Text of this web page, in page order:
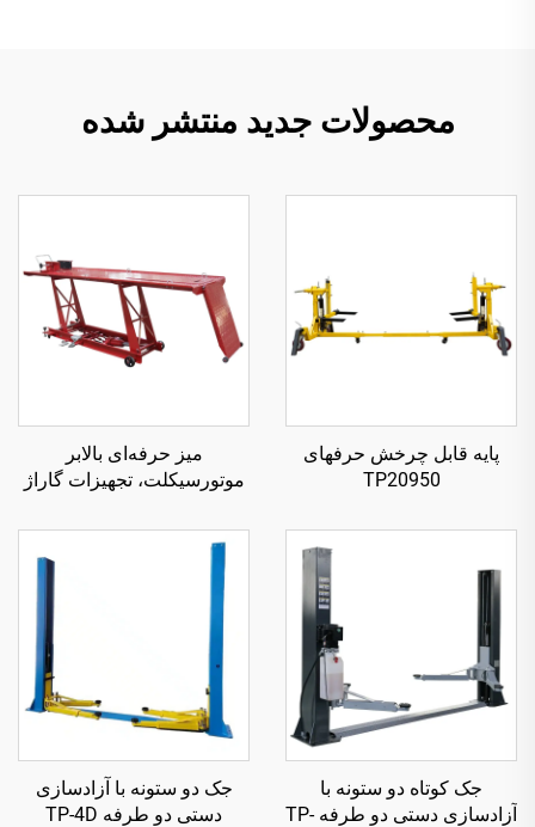
محصولات جدید منتشر شده
پایه قابل چرخش حرفهای
TP20950
میز حرفه‌ای بالابر
موتورسیکلت، تجهیزات گاراژ
جک کوتاه دو ستونه با
آزادسازی دستی دو طرفه TP-
جک دو ستونه با آزادسازی
دستی دو طرفه TP-4D